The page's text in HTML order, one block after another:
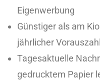
Eigenwerbung
Günstiger als am
jährlicher
Tagesaktuelle
gedrucktem Papier